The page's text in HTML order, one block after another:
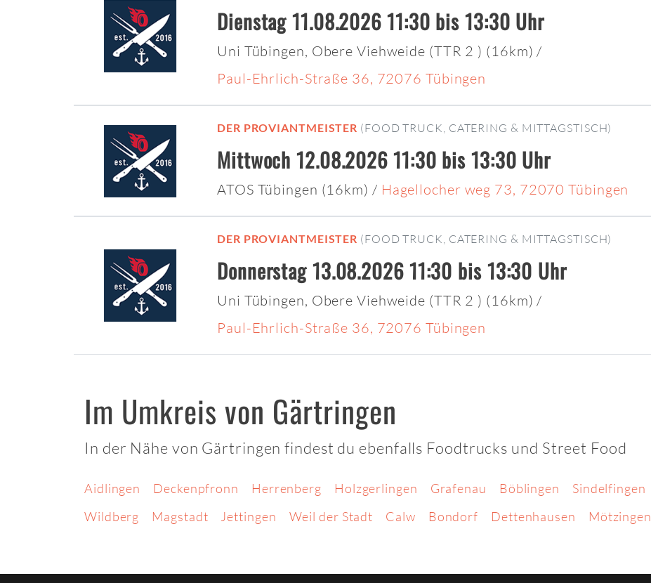
Dienstag 11.08.2026 11:30 bis 13:30 Uhr
Uni Tübingen, Obere Viehweide (TTR 2 ) (16km)/
Paul-Ehrlich-Straße 36, 72076 Tübingen
DER PROVIANTMEISTER (FOOD TRUCK, CATERING & MITTAGSTISCH)
Mittwoch 12.08.2026 11:30 bis 13:30 Uhr
ATOS Tübingen (16km) / Hagellocher weg 73, 72070 Tübingen
DER PROVIANTMEISTER (FOOD TRUCK, CATERING & MITTAGSTISCH)
Donnerstag 13.08.2026 11:30 bis 13:30 Uhr
Uni Tübingen, Obere Viehweide (TTR 2 ) (16km)/
Paul-Ehrlich-Straße 36, 72076 Tübingen
Im Umkreis von Gärtringen
In der Nähe von Gärtringen findest du ebenfalls Foodtrucks und Street Food
Aidlingen Deckenpfronn Herrenberg Holzgerlingen Grafenau Böblingen Sindelfingen
Wildberg
Magstadt Jettingen Weil der Stadt Calw Bondorf Dettenhausen Mötzingen